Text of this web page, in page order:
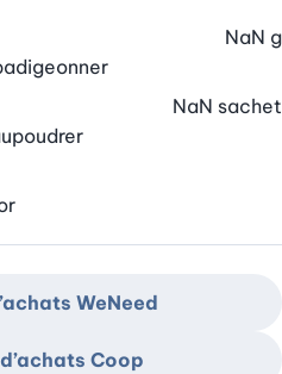
NaN g
NaN sachet
WeNeed
Coop